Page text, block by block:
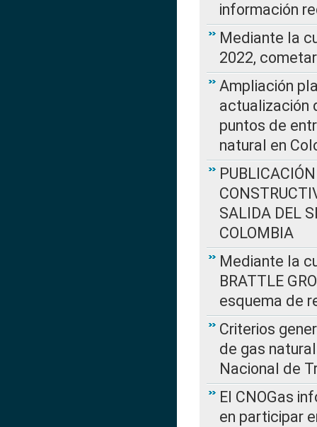
información
Mediante la
2022,
Ampliación
actualización
puntos de
natural en
SALIDA DEL
COLOMBIA
Mediante la
BRATTLE
esquema de
Criterios
de gas
Nacional de
El CNOGas
en participar